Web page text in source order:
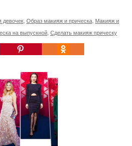
девочек Образ макияж и прическа Макияж и
на выпускной Сделать макияж прическу